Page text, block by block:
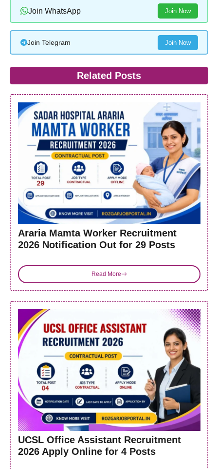
Join WhatsApp Join Now
Join Telegram Join Now
Related Posts
Araria Mamta Worker Recruitment
2026 Notification Out for 29 Posts
Read More
UCSL Office Assistant Recruitment
2026 Apply Online for 4 Posts